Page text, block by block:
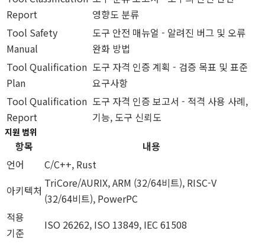
Report
영향도 분류
Tool Safety
Manual
도구 안전 매뉴얼 - 알려진 버그 및 오류
완화 방법
Tool Qualification
Plan
도구 자격 인증 계획 - 검증 목표 및 표준
요구사항
Tool Qualification
Report
도구 자격 인증 보고서 - 적격 사용 사례,
기능, 도구 신뢰도
지원 범위
항목
내용
언어
C/C++, Rust
아키텍처
TriCore/AURIX, ARM (32/64비트), RISC-V
(32/64비트), PowerPC
적용
기준
ISO 26262, ISO 13849, IEC 61508